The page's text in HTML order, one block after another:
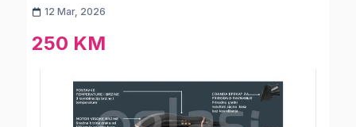
12 Mar, 2026
250 KM